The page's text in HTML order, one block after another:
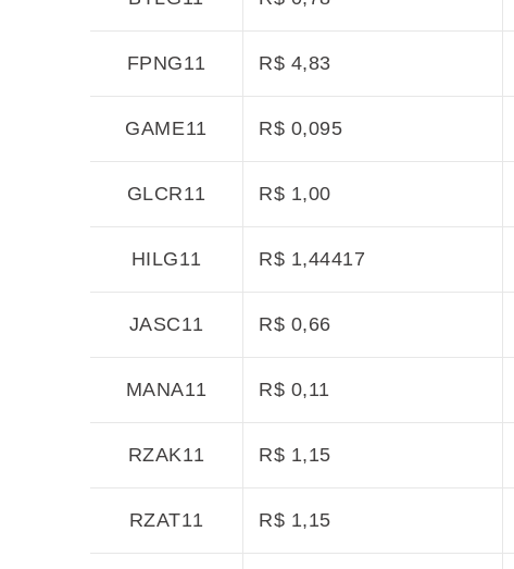
FPNG11 R$ 4,83
GAME11 R$ 0,095
GLCR11 R$ 1,00
HILG11 R$ 1,44417
JASC11 R$ 0,66
MANA11 R$ 0,11
RZAK11 R$ 1,15
RZAT11 R$ 1,15